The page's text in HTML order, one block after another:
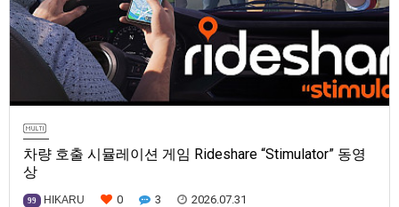
차량 호출 시뮬레이션 게임 Rideshare “Stimulator” 동영
상
99 HIKARU 0 3 2026.07.31